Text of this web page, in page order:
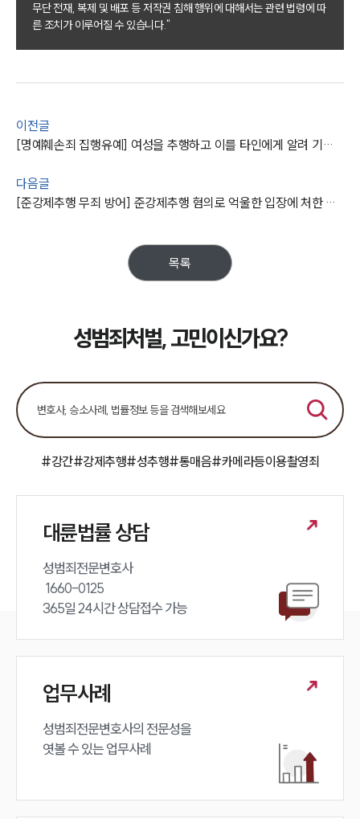
전체
소식/자료
공지사항
뉴스레터/브로슈어
세미나
대륜법률상담예약
무단 전재, 복제 및 배포 등 저작권 침해 행위에 대해서는 관련 법령에 따
른 조치가 이루어질 수 있습니다."
이전글
[명예훼손죄 집행유예] 여성을 추행하고 이를 타인에게 알려 기소된 사안 방어
다음글
[준강제추행 무죄 방어] 준강제추행 혐의로 억울한 입장에 처한 의뢰인의 무죄를 받아냄
목록
성범죄처벌, 고민이신가요?
#강간#강제추행#성추행#통매음#카메라등이용촬영죄
대륜법률 상담
성범죄전문변호사
365일 24시간 상담접수 가능
업무사례
성범죄전문변호사의 전문성을
엿볼 수 있는 업무사례